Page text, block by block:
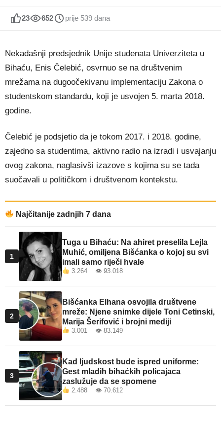
23 652 prije 539 dana
Nekadašnji predsjednik Unije studenata Univerziteta u
Bihaću, Enis Čelebić, osvrnuo se na društvenim
mrežama na dugoočekivanu implementaciju Zakona o
studentskom standardu, koji je usvojen 5. marta 2018.
godine.
Čelebić je podsjetio da je tokom 2017. i 2018. godine,
zajedno sa studentima, aktivno radio na izradi i usvajanju
ovog zakona, naglasivši izazove s kojima su se tada
suočavali u političkom i društvenom kontekstu.
Najčitanije zadnjih 7 dana
1
Tuga u Bihaću: Na ahiret preselila Lejla
Muhić, omiljena Bišćanka o kojoj su svi
imali samo riječi hvale
3.264 👁 93.018
2
Bišćanka Elhana osvojila društvene
mreže: Njene snimke dijele Toni Cetinski,
Marija Šerifović i brojni mediji
3.001 👁 83.149
3
Kad ljudskost bude ispred uniforme:
Gest mladih bihaćkih policajaca
zaslužuje da se spomene
2.488 👁 70.612